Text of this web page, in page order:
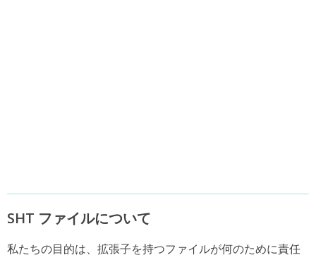
SHT ファイルについて
私たちの目的は、拡張子を持つファイルが何のために責任